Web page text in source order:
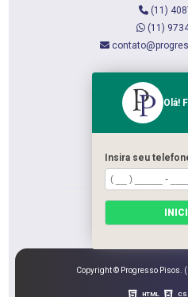
(11)
(11)
QUEM
Copyright © Progresso Pisos.
HTML
Olá!
Insira seu